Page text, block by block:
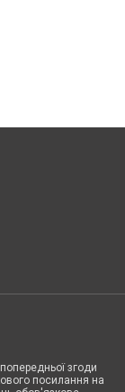
згоди
посилання на